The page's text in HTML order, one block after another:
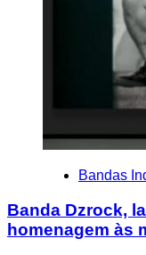
Bandas
Banda Dzrock,
homenagem às